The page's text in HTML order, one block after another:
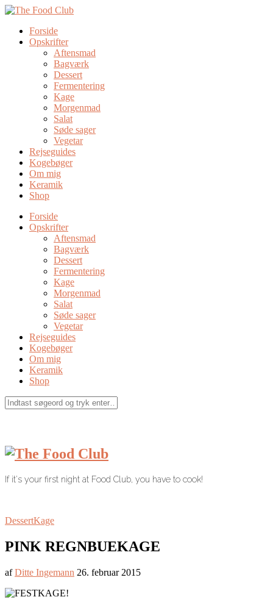
Forside
Opskrifter
Aftensmad
Bagværk
Dessert
Fermentering
Kage
Morgenmad
Salat
Søde sager
Vegetar
Rejseguides
Kogebøger
Om mig
Keramik
Shop
Forside
Opskrifter
Aftensmad
Bagværk
Dessert
Fermentering
Kage
Morgenmad
Salat
Søde sager
Vegetar
Rejseguides
Kogebøger
Om mig
Keramik
Shop
If it's your first night at Food Club, you have to cook!
DessertKage
PINK REGNBUEKAGE
afDitte Ingemann 26. februar 2015